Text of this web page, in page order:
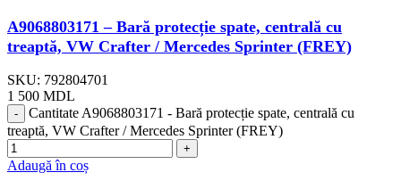
A9068803171 – Bară protecție spate, centrală cu
treaptă, VW Crafter / Mercedes Sprinter (FREY)
SKU: 792804701
1 500 MDL
Cantitate A9068803171 - Bară protecție spate, centrală cu
treaptă, VW Crafter / Mercedes Sprinter (FREY)
Adaugă în coș